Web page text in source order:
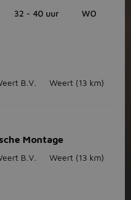
32 - 40 uur WO
B.V. Weert (13 km)
Montage
B.V. Weert (13 km)